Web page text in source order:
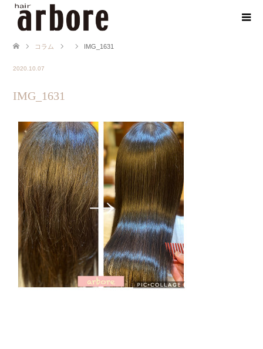
コラム IMG_1631
2020.10.07
IMG_1631